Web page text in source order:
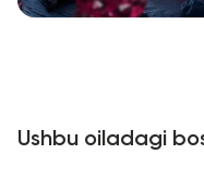
Ushbu oiladagi